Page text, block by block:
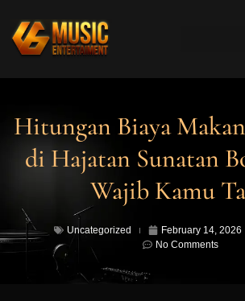
Hitungan Biaya
di Hajatan Sunatan
Wajib Kamu
Uncategorized February 14, 2026
No Comments